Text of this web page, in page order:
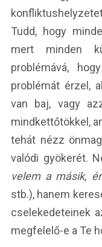
Tudd, hogy
mert minden
problémává,
problémát érzel,
van baj, vagy
mindkettőtökkel,
tehát nézz
valódi gyökerét.
velem a másik,
stb.), hanem
cselekedeteinek
megfelelő-e a Te